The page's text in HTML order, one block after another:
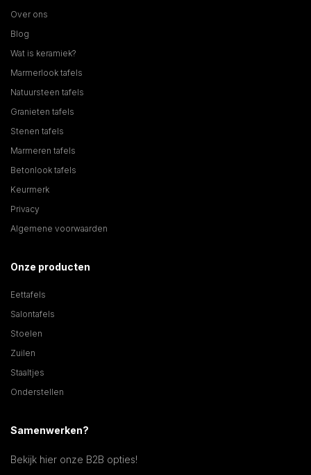
Over ons
Blog
Wat is keramiek?
Marmerlook tafels
Natuursteen tafels
Granieten tafels
Stenen tafels
Marmeren tafels
Betonlook tafels
Keurmerk
Privacy
Algemene voorwaarden
Onze producten
Eettafels
Salontafels
Stoelen
Zuilen
Staaltjes
Onderstellen
Samenwerken?
Bekijk hier onze B2B opties!